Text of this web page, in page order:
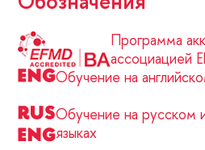
Программа
ассоциацией
Обучение на
Обучение на русском
языках